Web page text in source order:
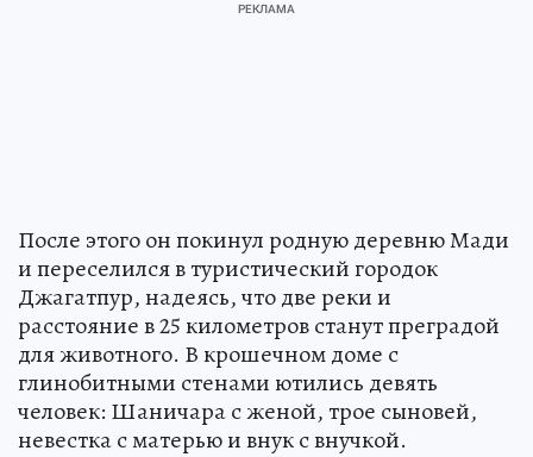
После этого он покинул родную деревню Мади
и переселился в туристический городок
Джагатпур, надеясь, что две реки и
расстояние в 25 километров станут преградой
для животного. В крошечном доме с
глинобитными стенами ютились девять
человек: Шаничара с женой, трое сыновей,
невестка с матерью и внук с внучкой.